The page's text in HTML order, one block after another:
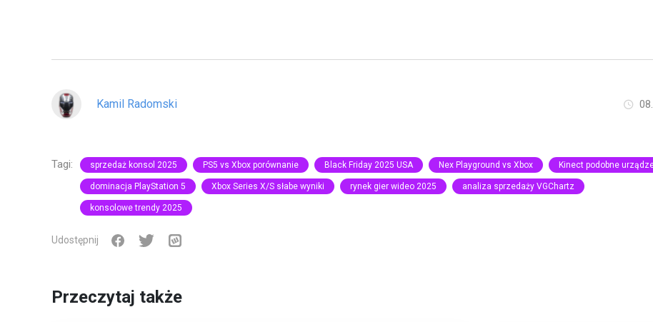
Kamil Radomski
Tagi: sprzedaż konsol 2025 PS5 vs Xbox porównanie Black Friday 2025 USA Nex Playground vs Xbox Kinect podobne
dominacja PlayStation 5 Xbox Series X/S słabe wyniki rynek gier wideo 2025 analiza sprzedaży VGChartz
konsolowe trendy 2025
Udostępnij
Przeczytaj także